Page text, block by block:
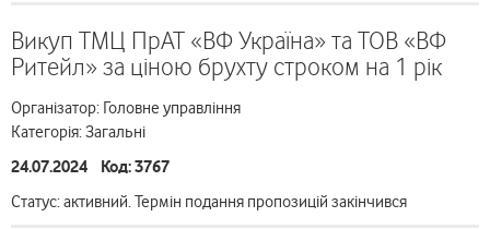
Викуп ТМЦ ПрАТ «ВФ Україна» та ТОВ «ВФ
Ритейл» за ціною брухту строком на 1 рік
Організатор: Головне управління
Категорія: Загальні
24.07.2024 Код: 3767
Статус: активний. Термін подання пропозицій закінчився